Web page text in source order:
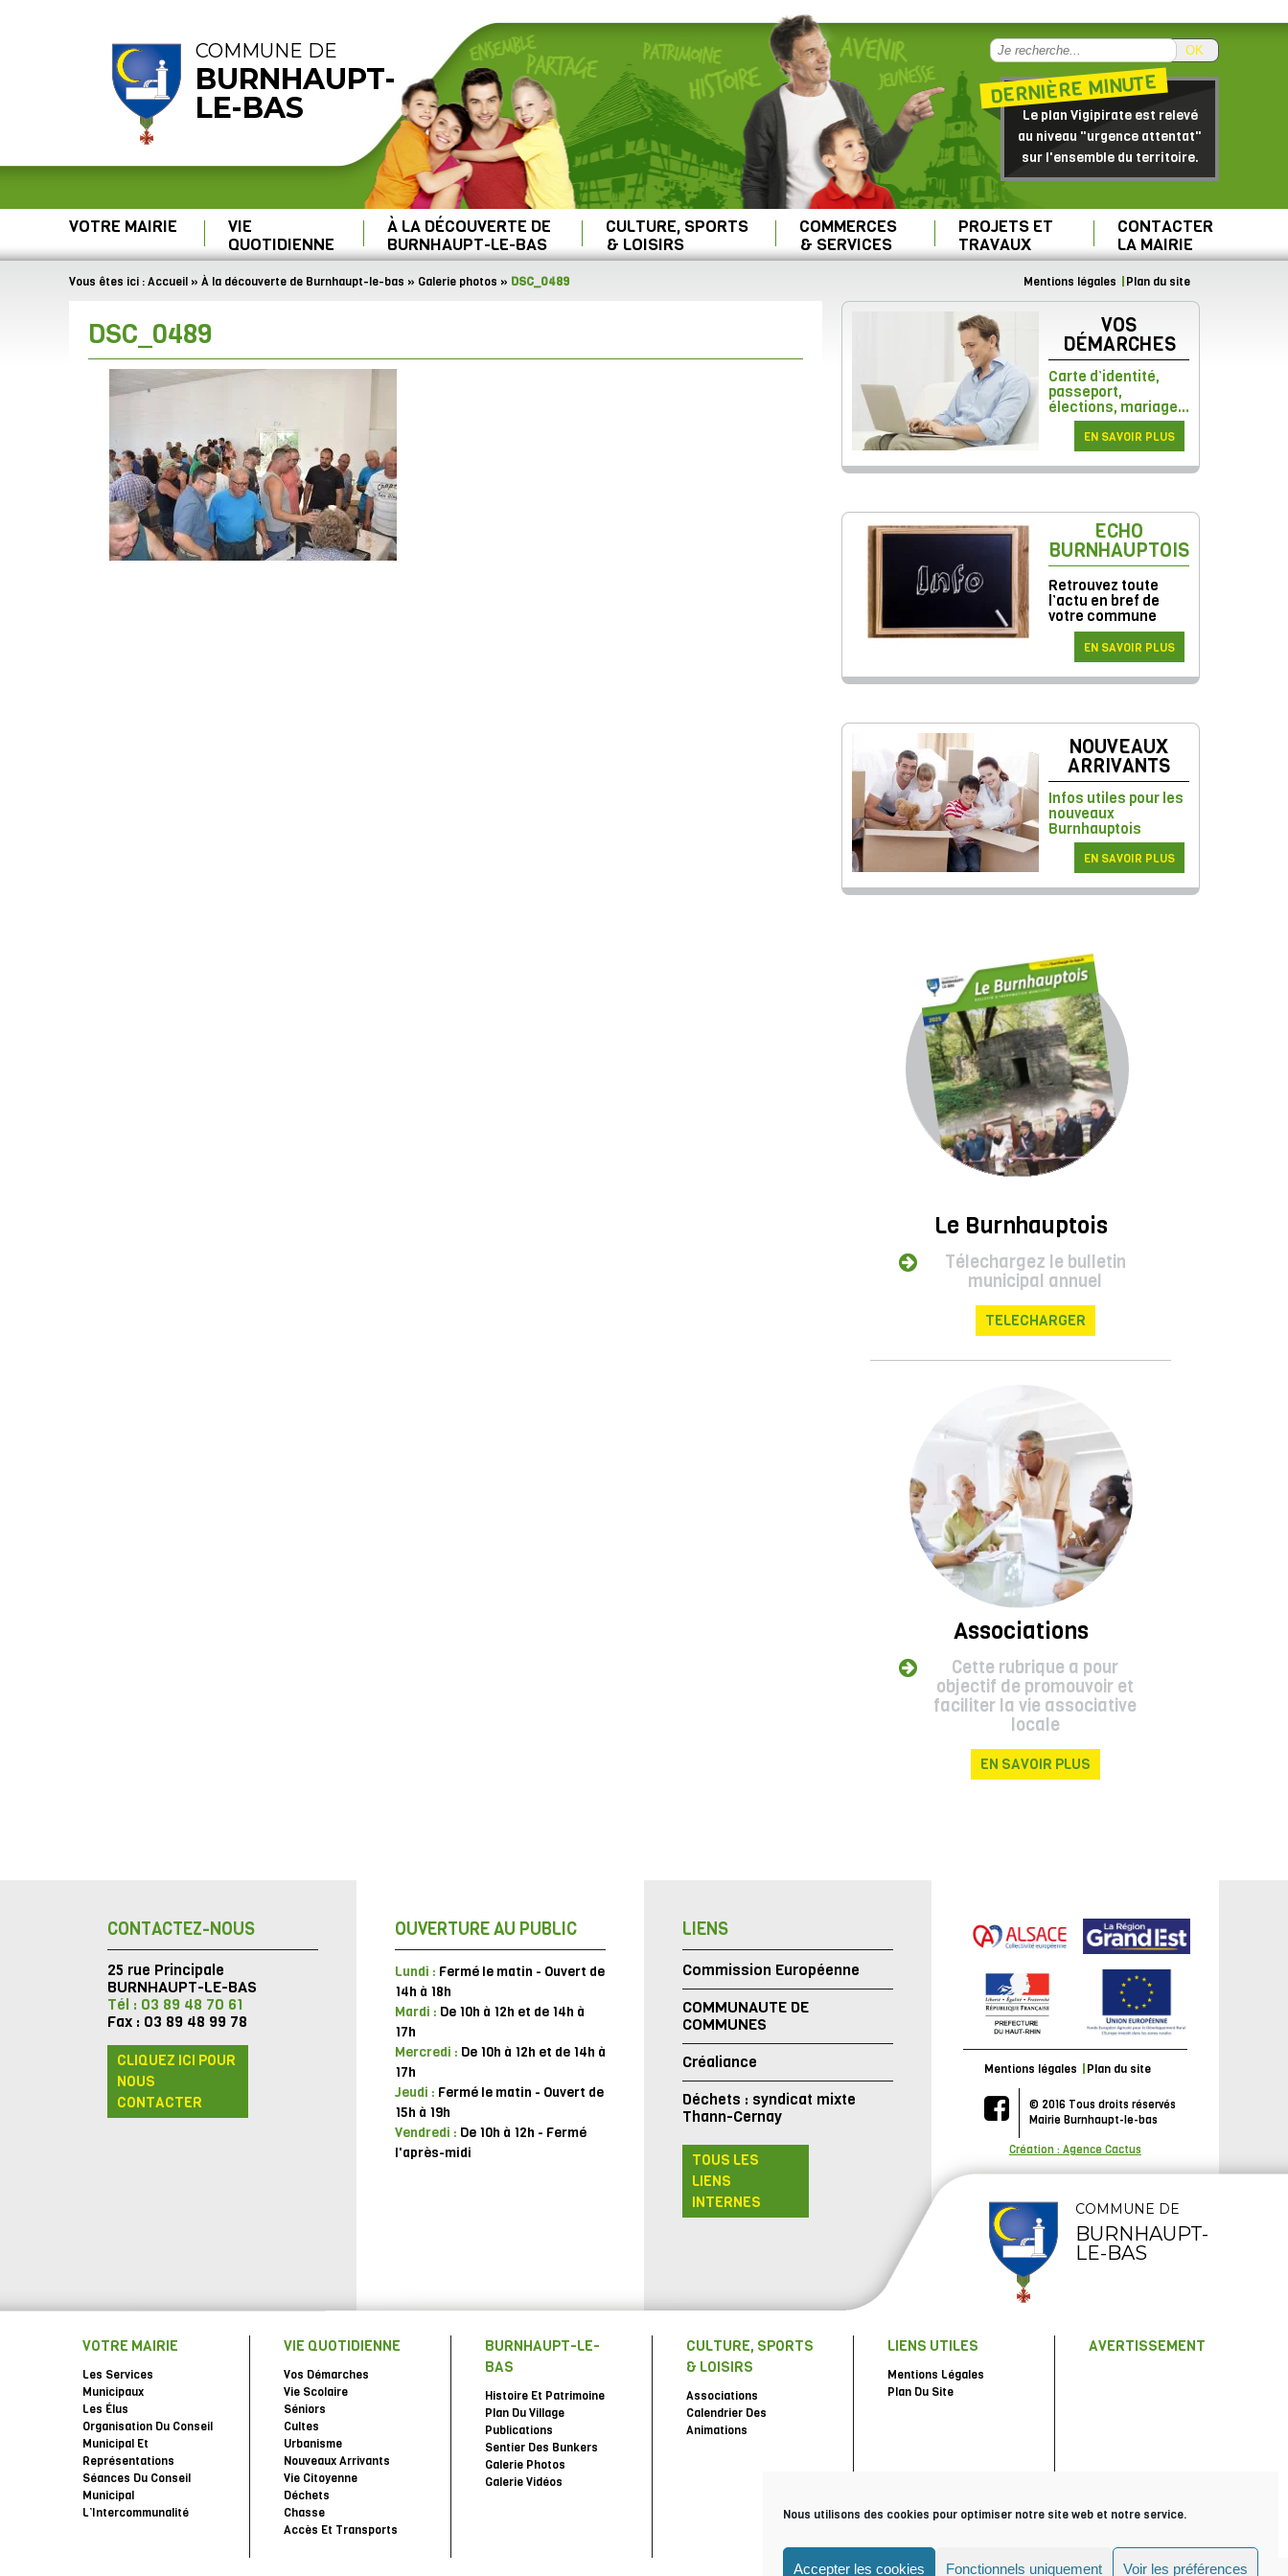
Nous utilisons des cookies pour optimiser notre site web et notre service.
Accepter les cookies Fonctionnels uniquement Voir les préférences
COMMUNE DE
BURNHAUPT-
LE-BAS
OK
DERNIÈRE MINUTE
Le plan Vigipirate est relevé
au niveau "urgence attentat"
sur l'ensemble du territoire.
VOTRE MAIRIE VIE
QUOTIDIENNE
À LA DÉCOUVERTE DE
BURNHAUPT-LE-BAS
CULTURE, SPORTS
& LOISIRS
COMMERCES
& SERVICES
PROJETS ET
TRAVAUX
CONTACTER
LA MAIRIE
Vous êtes ici :Accueil » À la découverte de Burnhaupt-le-bas » Galerie photos » DSC_0489 Mentions légales Plan du site
DSC_0489 VOS
DÉMARCHES
Carte d’identité,
passeport,
élections, mariage...
EN SAVOIR PLUS
ECHO
BURNHAUPTOIS
Retrouvez toute
l’actu en bref de
votre commune
EN SAVOIR PLUS
NOUVEAUX
ARRIVANTS
Infos utiles pour les
nouveaux
Burnhauptois
EN SAVOIR PLUS
Le Burnhauptois
Télechargez le bulletin
municipal annuel
TELECHARGER
Associations
Cette rubrique a pour
objectif de promouvoir et
faciliter la vie associative
locale
EN SAVOIR PLUS
CONTACTEZ-NOUS
25 rue Principale
BURNHAUPT-LE-BAS
Tél : 03 89 48 70 61
Fax : 03 89 48 99 78
CLIQUEZ ICI POUR
NOUS
CONTACTER
OUVERTURE AU PUBLIC
Lundi : Fermé le matin - Ouvert de
14h à 18h
Mardi : De 10h à 12h et de 14h à
17h
Mercredi : De 10h à 12h et de 14h à
17h
Jeudi : Fermé le matin - Ouvert de
15h à 19h
Vendredi : De 10h à 12h - Fermé
l'après-midi
LIENS
Commission Européenne
COMMUNAUTE DE
COMMUNES
Créaliance
Déchets : syndicat mixte
Thann-Cernay
TOUS LES
LIENS
INTERNES
Mentions légales Plan du site
© 2016 Tous droits réservés
Mairie Burnhaupt-le-bas
Création : Agence Cactus
COMMUNE DE
BURNHAUPT-
LE-BAS
VOTRE MAIRIE
Les Services
Municipaux
Les Élus
Organisation Du Conseil
Municipal Et
Représentations
Séances Du Conseil
Municipal
L’Intercommunalité
VIE QUOTIDIENNE
Vos Démarches
Vie Scolaire
Séniors
Cultes
Urbanisme
Nouveaux Arrivants
Vie Citoyenne
Déchets
Chasse
Accès Et Transports
BURNHAUPT-LE-
BAS
Histoire Et Patrimoine
Plan Du Village
Publications
Sentier Des Bunkers
Galerie Photos
Galerie Vidéos
CULTURE, SPORTS
& LOISIRS
Associations
Calendrier Des
Animations
LIENS UTILES
Mentions Légales
Plan Du Site
AVERTISSEMENT